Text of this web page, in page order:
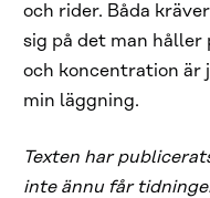
och rider. Båda
sig på det man håller
och koncentration är
min läggning.
Texten har
inte ännu får